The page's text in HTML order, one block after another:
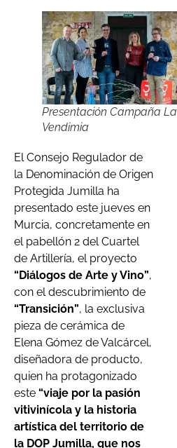
Presentación Campaña La
Vendimia
El Consejo Regulador de
la Denominación de Origen
Protegida Jumilla ha
presentado este jueves en
Murcia, concretamente en
el pabellón 2 del Cuartel
de Artillería, el proyecto
“Diálogos de Arte y Vino”,
con el descubrimiento de
“Transición”, la exclusiva
pieza de cerámica de
Elena Gómez de Valcárcel,
diseñadora de producto,
quien ha protagonizado
este “viaje por la pasión
vitivinícola y la historia
artística del territorio de
la DOP Jumilla, que nos